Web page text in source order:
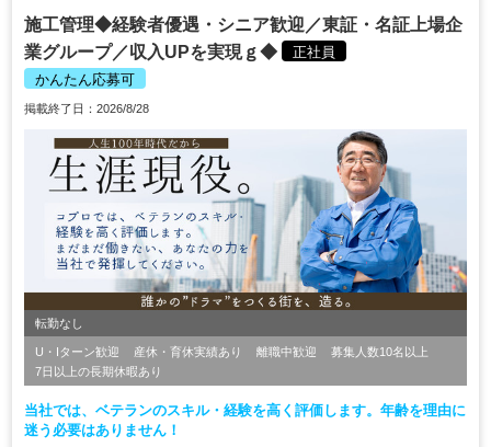
施工管理◆経験者優遇・シニア歓迎／東証・名証上場企
業グループ／収入UPを実現ｇ◆
正社員
かんたん応募可
掲載終了日：2026/8/28
転勤なし
U・Iターン歓迎 産休・育休実績あり 離職中歓迎
募集人数10名以上
7日以上の長期休暇あり
当社では、ベテランのスキル・経験を高く評価します。年齢を理由に
迷う必要はありません！